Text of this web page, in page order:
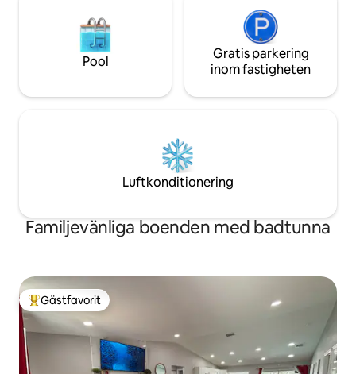
Pool
Gratis parkering
inom fastigheten
Luftkonditionering
Familjevänliga boenden med badtunna
Populär gästfavorit
Gästfavorit